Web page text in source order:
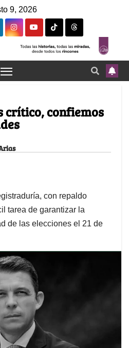
9, 2026
crítico, confiemos
con repaldo
tarea de garantizar la
de las elecciones el 21 de